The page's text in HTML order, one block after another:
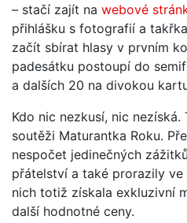
– stačí zajít na webové
přihlášku s fotografií a
začít sbírat hlasy v prvním
padesátku postoupí do
a dalších 20 na divokou
Kdo nic nezkusí, nic
soutěži Maturantka Roku.
nespočet jedinečných
přátelství a také prorazily ve
nich totiž získala exkluzivní
další hodnotné ceny.